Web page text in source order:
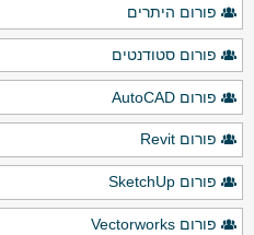
פורום היתרים
פורום סטודנטים
פורום AutoCAD
פורום Revit
פורום SketchUp
פורום Vectorworks